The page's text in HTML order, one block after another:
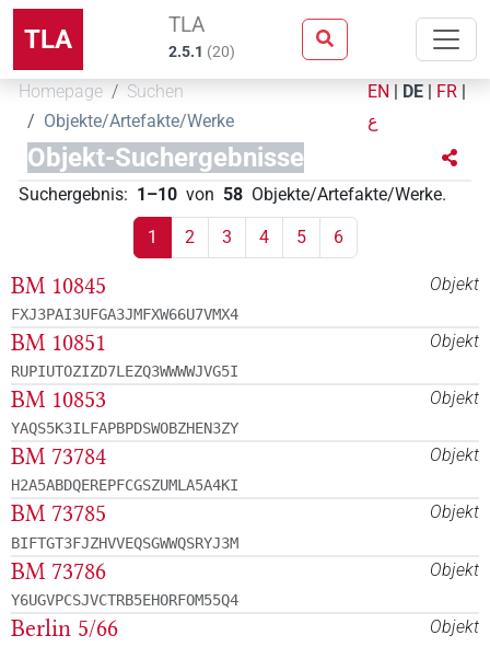
TLA TLA
2.5.1 (20)
Homepage
Suchen
Objekte/Artefakte/Werke
EN | DE | FR |
ع
Objekt-Suchergebnisse
Suchergebnis: 1–10 von 58 Objekte/Artefakte/Werke.
1 2 3 4 5 6
Objekt
BM 10845
FXJ3PAI3UFGA3JMFXW66U7VMX4
Objekt
BM 10851
RUPIUTOZIZD7LEZQ3WWWWJVG5I
Objekt
BM 10853
YAQS5K3ILFAPBPDSWOBZHEN3ZY
Objekt
BM 73784
H2A5ABDQEREPFCGSZUMLA5A4KI
Objekt
BM 73785
BIFTGT3FJZHVVEQSGWWQSRYJ3M
Objekt
BM 73786
Y6UGVPCSJVCTRB5EHORFOM55Q4
Objekt
Berlin 5/66